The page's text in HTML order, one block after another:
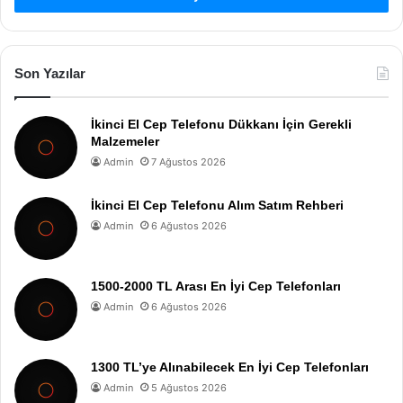
Son Yazılar
İkinci El Cep Telefonu Dükkanı İçin Gerekli
Malzemeler
Admin 7 Ağustos 2026
İkinci El Cep Telefonu Alım Satım Rehberi
Admin 6 Ağustos 2026
1500-2000 TL Arası En İyi Cep Telefonları
Admin 6 Ağustos 2026
1300 TL’ye Alınabilecek En İyi Cep Telefonları
Admin 5 Ağustos 2026